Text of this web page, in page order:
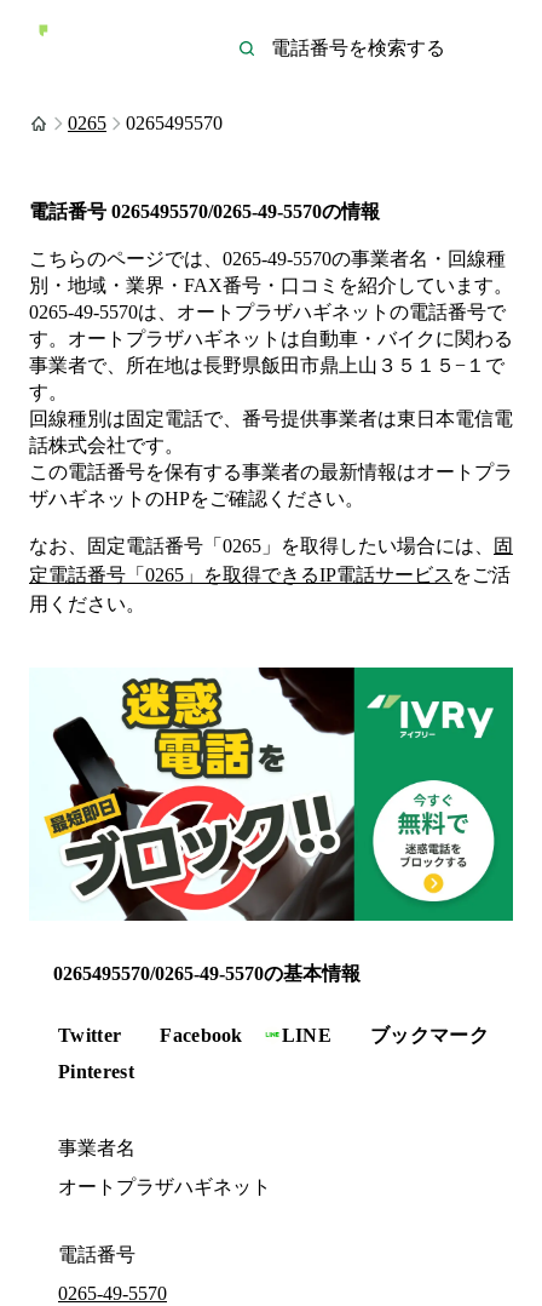
0265 0265495570
電話番号 0265495570/0265-49-5570の情報
こちらのページでは、 0265-49-5570の事業者名・回線種
別・地域・業界・FAX番号・口コミを紹介しています。
0265-49-5570は、 オートプラザハギネット の電話番号で
す。 オートプラザハギネットは自動車・バイクに関わる
事業者で、所在地は長野県飯田市鼎上山３５１５−１ で
す。
回線種別は固定電話で、番号提供事業者は東日本電信電
話株式会社です。
この電話番号を保有する事業者の最新情報はオートプラ
ザハギネット のHPをご確認ください。
なお、固定電話番号「 0265 」を取得したい場合には、
固
定電話番号「 0265 」を取得できるIP電話サービス をご活
用ください。
0265495570/0265-49-5570の基本情報
Twitter Facebook LINE
ブックマーク
Pinterest
事業者名
オートプラザハギネット
電話番号
0265-49-5570